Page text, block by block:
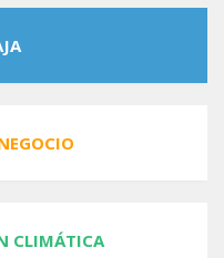
CLIMÁTICA